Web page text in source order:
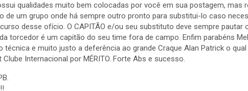
qualidades muito bem colocadas por você em sua postagem, mas
de um grupo onde há sempre outro pronto para substitui-lo caso
desse ofício. O CAPITÃO e/ou seu substituto deve sempre pautar
torcedor é um capitão do seu time fora de campo. Enfim parabéns
técnica e muito justo a deferência ao grande Craque Alan Patrick o
Clube Internacional por MÉRITO. Forte Abs e sucesso.